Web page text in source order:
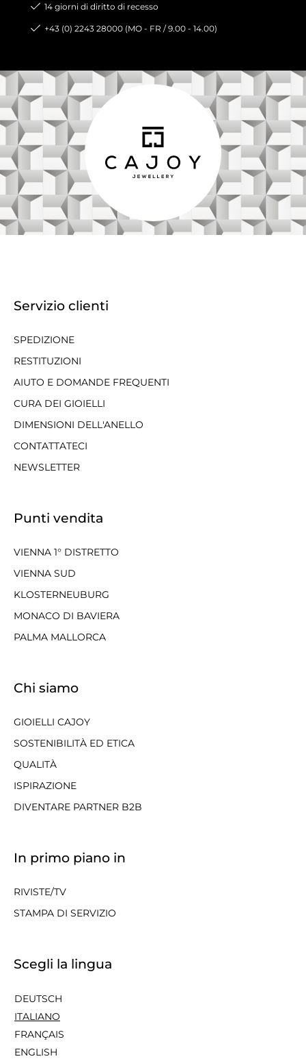
14 giorni di diritto di recesso
+43 (0) 2243 28000 (MO - FR / 9.00 - 14.00)
Servizio clienti
SPEDIZIONE
RESTITUZIONI
AIUTO E DOMANDE FREQUENTI
CURA DEI GIOIELLI
DIMENSIONI DELL'ANELLO
CONTATTATECI
NEWSLETTER
Punti vendita
VIENNA 1° DISTRETTO
VIENNA SUD
KLOSTERNEUBURG
MONACO DI BAVIERA
PALMA MALLORCA
Chi siamo
GIOIELLI CAJOY
SOSTENIBILITÀ ED ETICA
QUALITÀ
ISPIRAZIONE
DIVENTARE PARTNER B2B
In primo piano in
RIVISTE/TV
STAMPA DI SERVIZIO
Scegli la lingua
DEUTSCH
ITALIANO
FRANÇAIS
ENGLISH